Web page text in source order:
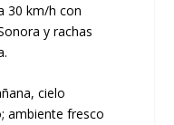
30 km/h con
y rachas
cielo
ambiente fresco